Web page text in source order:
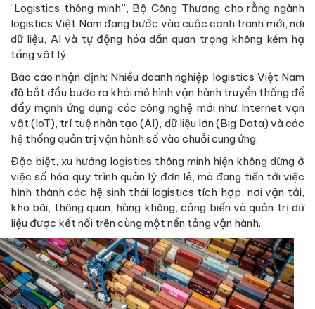
“Logistics thông minh”, Bộ Công Thương cho rằng ngành
logistics Việt Nam đang bước vào cuộc cạnh tranh mới, nơi
dữ liệu, AI và tự động hóa dần quan trọng không kém hạ
tầng vật lý.
Báo cáo nhận định: Nhiều doanh nghiệp logistics Việt Nam
đã bắt đầu bước ra khỏi mô hình vận hành truyền thống để
đẩy mạnh ứng dụng các công nghệ mới như Internet vạn
vật (IoT), trí tuệ nhân tạo (AI), dữ liệu lớn (Big Data) và các
hệ thống quản trị vận hành số vào chuỗi cung ứng.
Đặc biệt, xu hướng logistics thông minh hiện không dừng ở
việc số hóa quy trình quản lý đơn lẻ, mà đang tiến tới việc
hình thành các hệ sinh thái logistics tích hợp, nơi vận tải,
kho bãi, thông quan, hàng không, cảng biển và quản trị dữ
liệu được kết nối trên cùng một nền tảng vận hành.